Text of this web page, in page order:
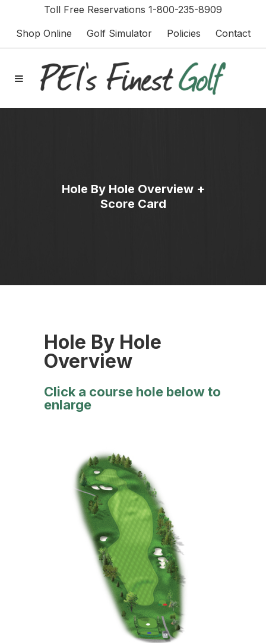
Toll Free Reservations 1-800-235-8909
Shop Online
Golf Simulator Policies Contact
Hole By Hole Overview +
Score Card
Hole By Hole
Overview
Click a course hole below to
enlarge